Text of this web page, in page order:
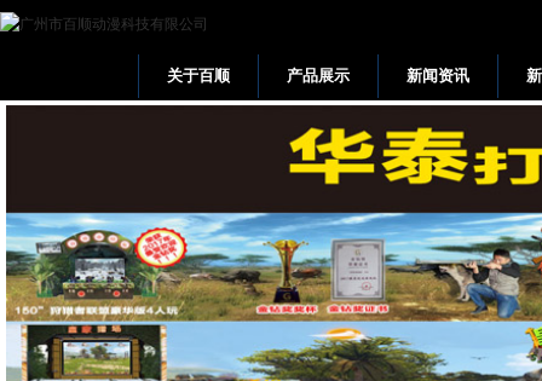
网站首页
关于百顺 产品展示 新闻资讯